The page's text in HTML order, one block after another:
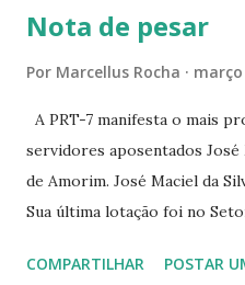
☆CINE VIP CLUBE RUA 24
Nota de pesar
Por Marcellus Rocha março
A PRT-7 manifesta o mais
servidores aposentados José
de Amorim. José Maciel da
Sua última lotação foi no
Siqueira Amorim faleceu em
COMPARTILHAR POSTAR